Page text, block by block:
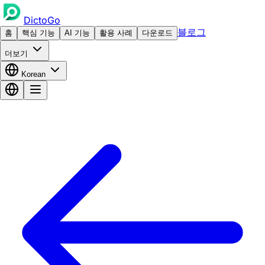
DictoGo
홈 핵심 기능 AI 기능 활용 사례 다운로드 블로그
더보기
Korean